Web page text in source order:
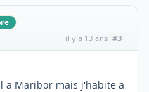
il y a 13 ans #3
a Maribor mais j'habite a